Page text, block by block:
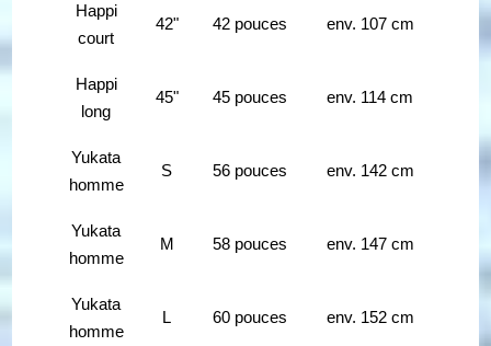
Happi
court
42" 42 pouces env. 107 cm
Happi
long
45" 45 pouces env. 114 cm
Yukata
homme
S 56 pouces env. 142 cm
Yukata
homme
M 58 pouces env. 147 cm
Yukata
homme
L 60 pouces env. 152 cm